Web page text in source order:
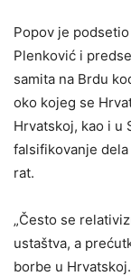
Popov je
Plenković i
samita na Brdu
oko kojeg se
Hrvatskoj, kao i u
falsifikovanje
rat.
„Često se
ustaštva, a
borbe u